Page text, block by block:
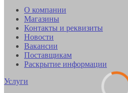
О компании
Магазины
Контакты и реквизиты
Новости
Вакансии
Поставщикам
Раскрытие информации
Услуги